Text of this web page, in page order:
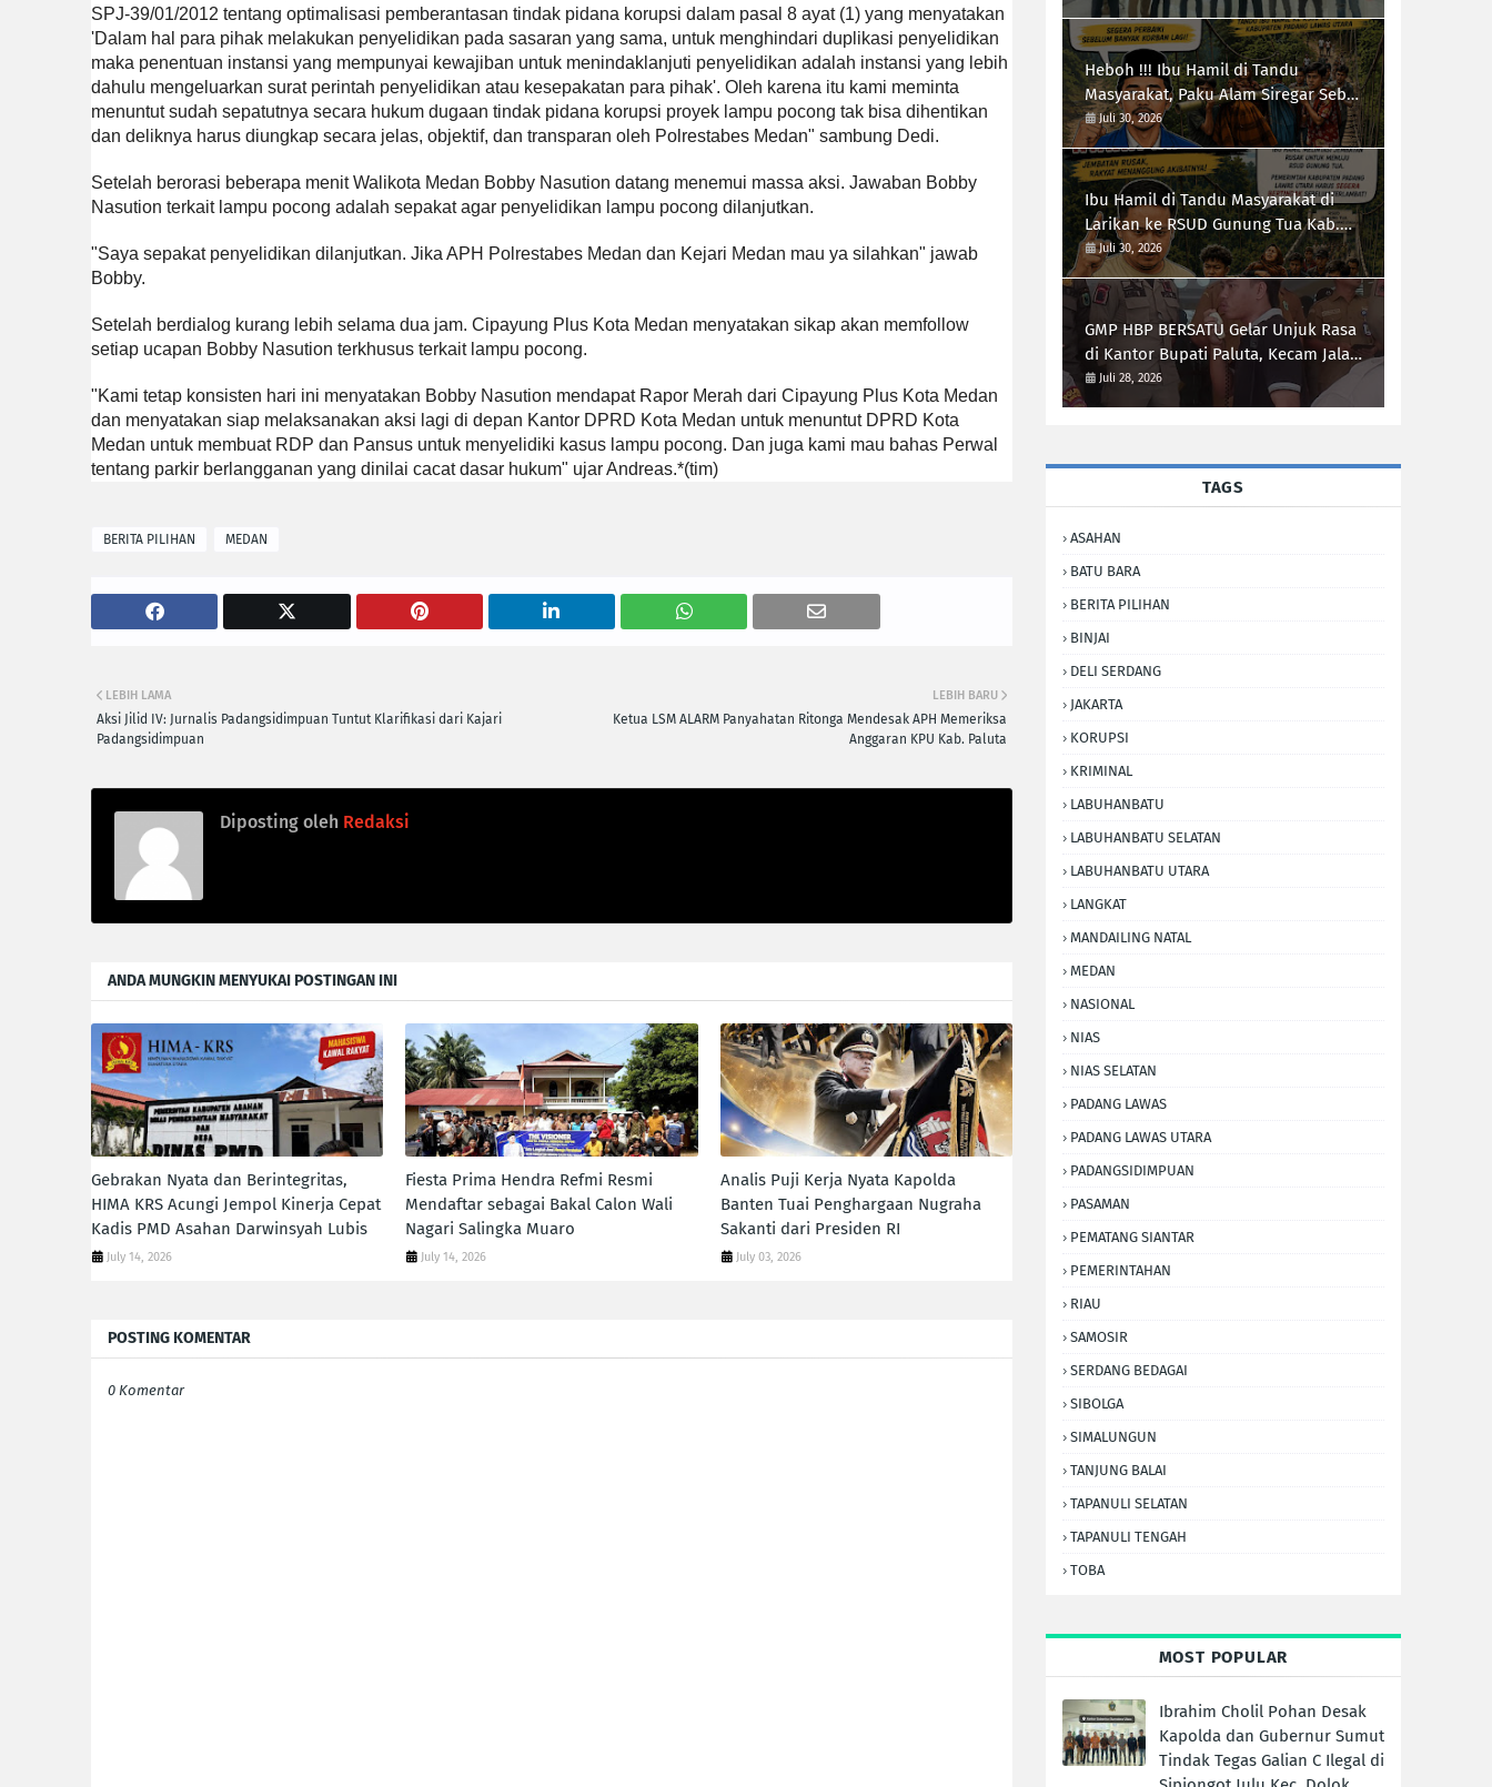
SPJ-39/01/2012 tentang optimalisasi pemberantasan tindak pidana korupsi dalam pasal 8 ayat (1) yang menyatakan
'Dalam hal para pihak melakukan penyelidikan pada sasaran yang sama, untuk menghindari duplikasi penyelidikan
maka penentuan instansi yang mempunyai kewajiban untuk menindaklanjuti penyelidikan adalah instansi yang lebih
dahulu mengeluarkan surat perintah penyelidikan atau kesepakatan para pihak'. Oleh karena itu kami meminta
menuntut sudah sepatutnya secara hukum dugaan tindak pidana korupsi proyek lampu pocong tak bisa dihentikan
dan deliknya harus diungkap secara jelas, objektif, dan transparan oleh Polrestabes Medan" sambung Dedi.
Setelah berorasi beberapa menit Walikota Medan Bobby Nasution datang menemui massa aksi. Jawaban Bobby
Nasution terkait lampu pocong adalah sepakat agar penyelidikan lampu pocong dilanjutkan.
"Saya sepakat penyelidikan dilanjutkan. Jika APH Polrestabes Medan dan Kejari Medan mau ya silahkan" jawab
Bobby.
Setelah berdialog kurang lebih selama dua jam. Cipayung Plus Kota Medan menyatakan sikap akan memfollow
setiap ucapan Bobby Nasution terkhusus terkait lampu pocong.
"Kami tetap konsisten hari ini menyatakan Bobby Nasution mendapat Rapor Merah dari Cipayung Plus Kota Medan
dan menyatakan siap melaksanakan aksi lagi di depan Kantor DPRD Kota Medan untuk menuntut DPRD Kota
Medan untuk membuat RDP dan Pansus untuk menyelidiki kasus lampu pocong. Dan juga kami mau bahas Perwal
tentang parkir berlangganan yang dinilai cacat dasar hukum" ujar Andreas.*(tim)
BERITA PILIHAN MEDAN
LEBIH BARU
Ketua LSM ALARM Panyahatan Ritonga Mendesak APH Memeriksa
Anggaran KPU Kab. Paluta
LEBIH LAMA
Aksi Jilid IV: Jurnalis Padangsidimpuan Tuntut Klarifikasi dari Kajari
Padangsidimpuan
Diposting oleh Redaksi
ANDA MUNGKIN MENYUKAI POSTINGAN INI
Gebrakan Nyata dan Berintegritas,
HIMA KRS Acungi Jempol Kinerja Cepat
Kadis PMD Asahan Darwinsyah Lubis
July 14, 2026
Fiesta Prima Hendra Refmi Resmi
Mendaftar sebagai Bakal Calon Wali
Nagari Salingka Muaro
July 14, 2026
Analis Puji Kerja Nyata Kapolda
Banten Tuai Penghargaan Nugraha
Sakanti dari Presiden RI
July 03, 2026
POSTING KOMENTAR
0 Komentar
Dolok Kab. Paluta
Heboh !!! Ibu Hamil di Tandu
Masyarakat, Paku Alam Siregar Sebut
Infrastruktur Kab.Paluta "Parah"
Juli 30, 2026
Ibu Hamil di Tandu Masyarakat di
Larikan ke RSUD Gunung Tua Kab.
Paluta, Infrastruktur Jalan Jadi
Sorotan Ketua Forum-RI Bersatu
Sumut Syarif Kumala Siregar
Juli 30, 2026
GMP HBP BERSATU Gelar Unjuk Rasa
di Kantor Bupati Paluta, Kecam Jalan
Rusak 20 Desa
Juli 28, 2026
TAGS
ASAHAN
BATU BARA
BERITA PILIHAN
BINJAI
DELI SERDANG
JAKARTA
KORUPSI
KRIMINAL
LABUHANBATU
LABUHANBATU SELATAN
LABUHANBATU UTARA
LANGKAT
MANDAILING NATAL
MEDAN
NASIONAL
NIAS
NIAS SELATAN
PADANG LAWAS
PADANG LAWAS UTARA
PADANGSIDIMPUAN
PASAMAN
PEMATANG SIANTAR
PEMERINTAHAN
RIAU
SAMOSIR
SERDANG BEDAGAI
SIBOLGA
SIMALUNGUN
TANJUNG BALAI
TAPANULI SELATAN
TAPANULI TENGAH
TOBA
MOST POPULAR
Ibrahim Cholil Pohan Desak
Kapolda dan Gubernur Sumut
Tindak Tegas Galian C Ilegal di